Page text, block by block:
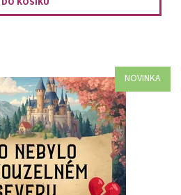
NOVINKA
A osud, který si vždycky vezme, co
světem, kde jsou polibky
a i obyčejné jablko může být...